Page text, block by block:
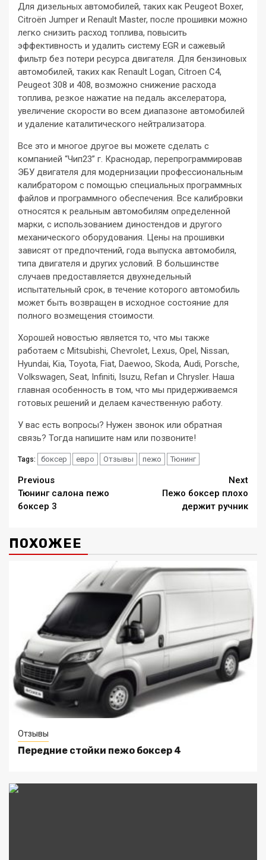
Для дизельных автомобилей, таких как Peugeot Boxer,
Citroën Jumper и Renault Master, после прошивки можно
легко снизить расход топлива, повысить
эффективность и удалить систему EGR и сажевый
фильтр без потери ресурса двигателя. Для бензиновых
автомобилей, таких как Renault Logan, Citroen C4,
Peugeot 308 и 408, возможно снижение расхода
топлива, резкое нажатие на педаль акселератора,
увеличение скорости во всем диапазоне автомобилей
и удаление каталитического нейтрализатора.
Все это и многое другое вы можете сделать с
компанией “Чип23” г. Краснодар, перепрограммировав
ЭБУ двигателя для модернизации профессиональным
калибратором с помощью специальных программных
файлов и программного обеспечения. Все калибровки
относятся к реальным автомобилям определенной
марки, с использованием диностендов и другого
механического оборудования. Цены на прошивки
зависят от предпочтений, года выпуска автомобиля,
типа двигателя и других условий. В большинстве
случаев предоставляется двухнедельный
испытательный срок, в течение которого автомобиль
может быть возвращен в исходное состояние для
полного возмещения стоимости.
Хорошей новостью является то, что мы также
работаем с Mitsubishi, Chevrolet, Lexus, Opel, Nissan,
Hyundai, Kia, Toyota, Fiat, Daewoo, Skoda, Audi, Porsche,
Volkswagen, Seat, Infiniti, Isuzu, Refan и Chrysler. Наша
главная особенность в том, что мы придерживаемся
готовых решений и делаем качественную работу.
У вас есть вопросы? Нужен звонок или обратная
связь? Тогда напишите нам или позвоните!
Tags: боксер евро Отзывы пежо Тюнинг
Continue
Reading
Previous
Тюнинг салона пежо
боксер 3
Next
Пежо боксер плохо
держит ручник
ПОХОЖЕЕ
Отзывы
Передние стойки пежо боксер 4